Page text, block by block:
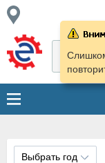
Выбрать год